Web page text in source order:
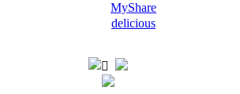
MyShare
delicious